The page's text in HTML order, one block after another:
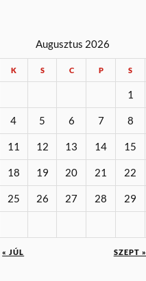
Augusztus 2026
K S C P S
1
4 5 6 7 8
11 12 13 14 15
18 19 20 21 22
25 26 27 28 29
« JÚL SZEPT »